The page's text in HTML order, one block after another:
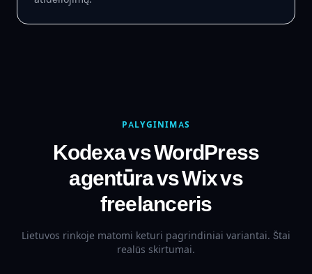
PALYGINIMAS
Kodexa vs WordPress
agentūra vs Wix vs
freelanceris
Lietuvos rinkoje matomi keturi pagrindiniai variantai. Štai
realūs skirtumai.